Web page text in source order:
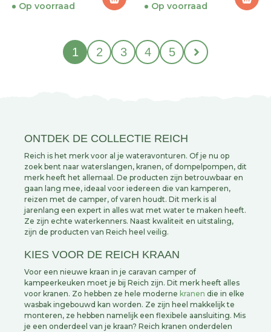
Op voorraad
Op voorraad
1 2 3 4 5
ONTDEK DE COLLECTIE REICH
Reich is het merk voor al je wateravonturen. Of je nu op
zoek bent naar waterslangen, kranen, of dompelpompen, dit
merk heeft het allemaal. De producten zijn betrouwbaar en
gaan lang mee, ideaal voor iedereen die van kamperen,
reizen met de camper, of varen houdt. Dit merk is al
jarenlang een expert in alles wat met water te maken heeft.
Ze zijn echte waterkenners. Naast kwaliteit en uitstaling,
zijn de producten van Reich heel veilig.
KIES VOOR DE REICH KRAAN
Voor een nieuwe kraan in je caravan camper of
kampeerkeuken moet je bij Reich zijn. Dit merk heeft alles
voor kranen. Zo hebben ze hele moderne kranen die in elke
wasbak ingebouwd kan worden. Ze zijn heel makkelijk te
monteren, ze hebben namelijk een flexibele aansluiting. Mis
je een onderdeel van je kraan? Reich kranen onderdelen